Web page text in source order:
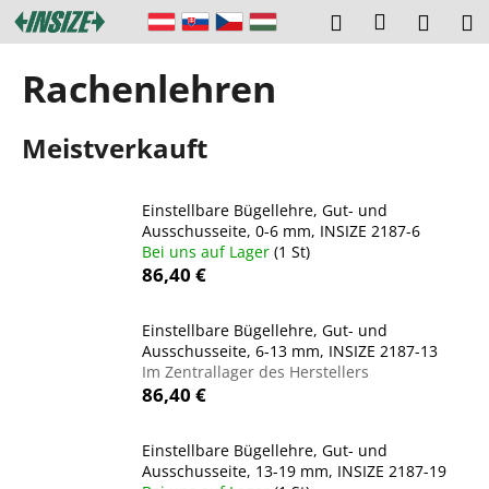
Zum
Inhalt
springen
SuchenLogin
Rachenlehren
Meistverkauft
Einstellbare Bügellehre, Gut- und
Ausschusseite, 0-6 mm, INSIZE 2187-6
Bei uns auf Lager (1 St)
86,40 €
Einstellbare Bügellehre, Gut- und
Ausschusseite, 6-13 mm, INSIZE 2187-13
Im Zentrallager des Herstellers
86,40 €
Einstellbare Bügellehre, Gut- und
Ausschusseite, 13-19 mm, INSIZE 2187-19
W
a
zum
zum
a